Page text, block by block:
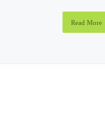
Read More